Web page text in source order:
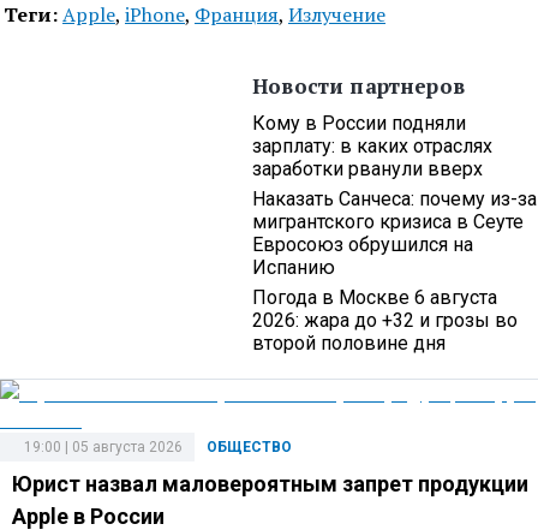
Теги:Apple, iPhone, Франция, Излучение
Новости партнеров
Кому в России подняли
зарплату: в каких отраслях
заработки рванули вверх
Наказать Санчеса: почему из-за
мигрантского кризиса в Сеуте
Евросоюз обрушился на
Испанию
Погода в Москве 6 августа
2026: жара до +32 и грозы во
второй половине дня
ОБЩЕСТВО
19:00 | 05 августа 2026
Юрист назвал маловероятным запрет продукции
Apple в России